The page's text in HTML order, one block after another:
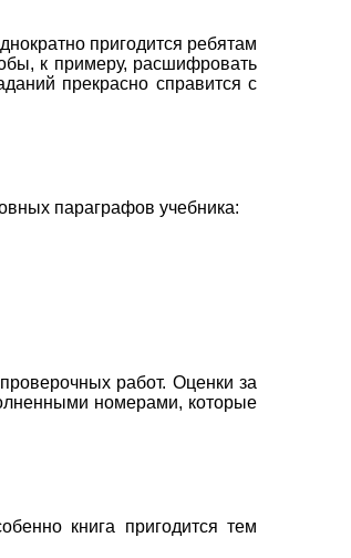
пригодится ребятам
к примеру, расшифровать
прекрасно справится с
параграфов учебника:
работ. Оценки за
номерами, которые
книга пригодится тем